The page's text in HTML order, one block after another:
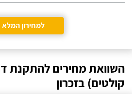
למחירון המלא
השוואת מחירים להתקנת
קולטים) בזכרון